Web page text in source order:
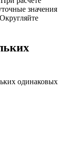
значения
одинаковых